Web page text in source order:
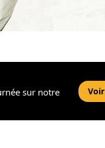
sur notre
Voir